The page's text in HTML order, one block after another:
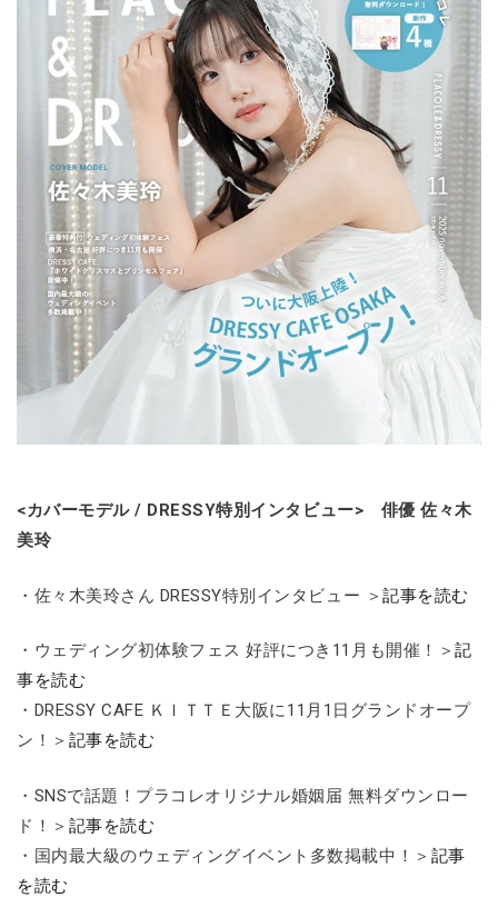
<カバーモデル / DRESSY特別インタビュー> 俳優 佐々木
美玲
・佐々木美玲さん DRESSY特別インタビュー ＞記事を読む
・ウェディング初体験フェス 好評につき11月も開催！＞記
事を読む
・DRESSY CAFE ＫＩＴＴＥ大阪に11月1日グランドオープ
ン！＞ 記事を読む
・SNSで話題！プラコレオリジナル婚姻届 無料ダウンロー
ド！＞ 記事を読む
・国内最大級のウェディングイベント多数掲載中！＞ 記事
を読む